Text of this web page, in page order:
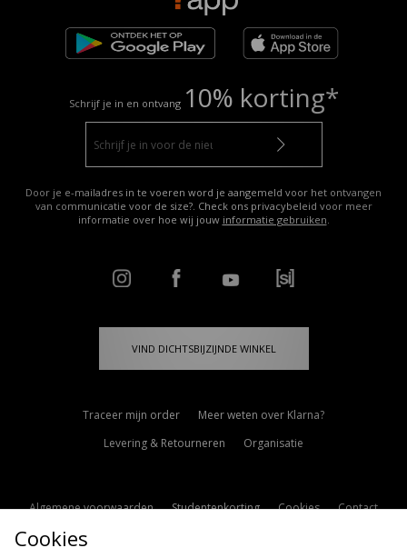
Schrijf je in en ontvang 10% korting*
Door je e-mailadres in te voeren word je aangemeld voor het ontvangen
van communicatie voor de size?. Check ons privacybeleid voor meer
informatie over hoe wij jouw informatie gebruiken.
VIND DICHTSBIJZIJNDE WINKEL
Traceer mijn order
Meer weten over Klarna?
Levering & Retourneren
Organisatie
Algemene voorwaarden Studentenkorting Cookies
Contact
Cookie Instellingen
Cookies